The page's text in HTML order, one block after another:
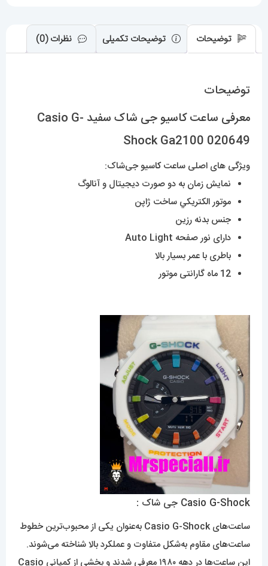
توضیحات توضیحات تکمیلی نظرات (0)
توضیحات
معرفی ساعت کاسیو جی شاک سفید Casio G-
Shock Ga2100 020649
ویژگی های اصلی ساعتکاسیو جی‌شاک:
نمایش زمان به دو صورت دیجیتال و آنالوگ
موتور الکتريکي ساخت ژاپن
جنس بدنه رزین
دارای نور صفحه Auto Light
باطری با عمر بسیار بالا
12 ماه گارانتی موتور
Casio G-Shock جی شاک :
ساعت‌های Casio G-Shock به‌عنوان یکی از محبوب‌ترین خطوط
ساعت‌های مقاوم به‌شکل متفاوت و عملکرد بالا شناخته می‌شوند.
این ساعت‌ها در دهه ۱۹۸۰ معرفی شدند و بخشی از کمپانی Casio